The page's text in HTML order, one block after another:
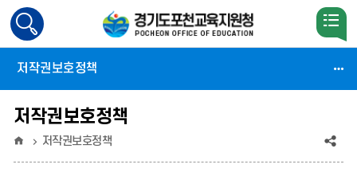
검
색
성
저작권보호정책
저작권보호정책
저작권보호정책
공